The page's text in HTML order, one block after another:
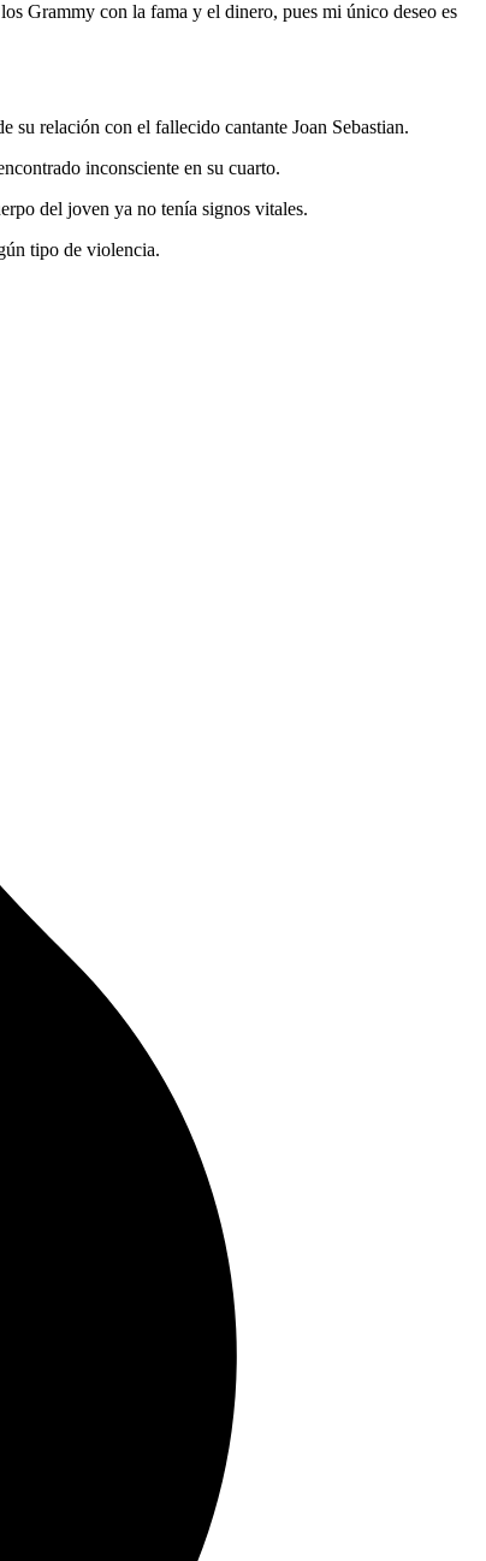
Grammy con la fama y el dinero, pues mi único deseo es
relación con el fallecido cantante Joan Sebastian.
inconsciente en su cuarto.
del joven ya no tenía signos vitales.
tipo de violencia.